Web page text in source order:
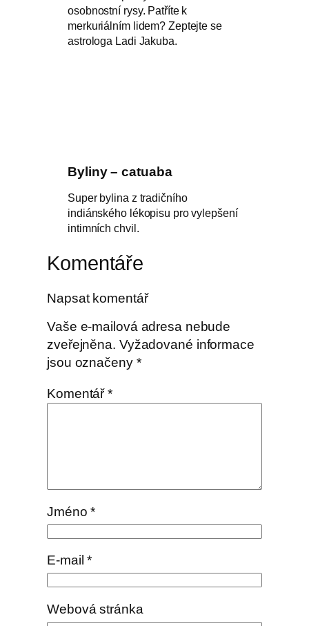
osobnostní rysy. Patříte k
merkuriálním lidem? Zeptejte se
astrologa Ladi Jakuba.
Byliny – catuaba
Super bylina z tradičního
indiánského lékopisu pro vylepšení
intimních chvil.
Komentáře
Napsat komentář
Vaše e-mailová adresa nebude
zveřejněna. Vyžadované informace
jsou označeny *
Komentář*
Jméno*
E-mail*
Webová stránka